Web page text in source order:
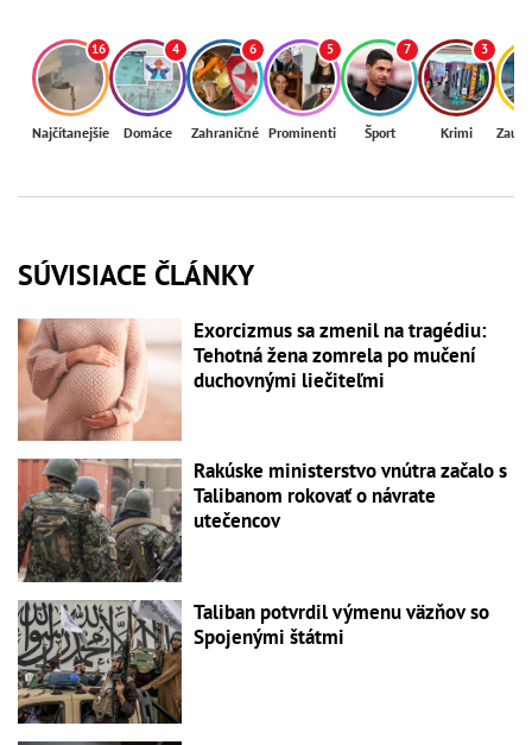
16
Najčítanejšie
4
Domáce
6
Zahraničné
5
Prominenti
7
Šport
3
Krimi
SÚVISIACE ČLÁNKY
Exorcizmus sa zmenil na tragédiu:
Tehotná žena zomrela po mučení
duchovnými liečiteľmi
Rakúske ministerstvo vnútra začalo s
Talibanom rokovať o návrate
utečencov
Taliban potvrdil výmenu väzňov so
Spojenými štátmi